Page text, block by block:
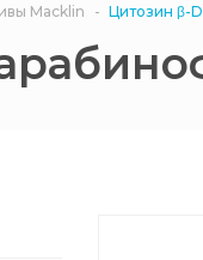
Macklin Цитозин β-